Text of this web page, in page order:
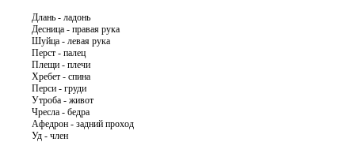
Длань - ладонь
Десница - правая рука
Шуйца - левая рука
Перст - палец
Плещи - плечи
Хребет - спина
Перси - груди
Утроба - живот
Чресла - бедра
Афедрон - задний проход
Уд - член